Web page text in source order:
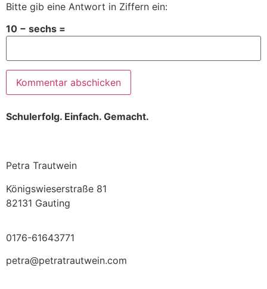
Bitte gib eine Antwort in Ziffern ein:
10 − sechs =
Schulerfolg. Einfach. Gemacht.
Petra Trautwein
Königswieserstraße 81
82131 Gauting
0176-61643771
petra@petratrautwein.com